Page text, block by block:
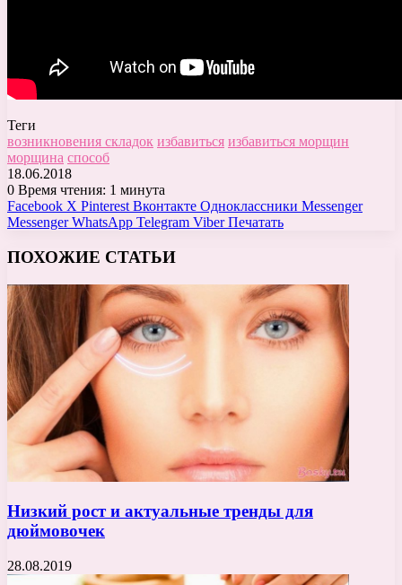
Теги
возникновения складок избавиться избавиться морщин
морщина способ
18.06.2018
0 Время чтения: 1 минута
Facebook X Pinterest Вконтакте Одноклассники Messenger
Messenger WhatsApp Telegram Viber Печатать
ПОХОЖИЕ СТАТЬИ
Низкий рост и актуальные тренды для
дюймовочек
28.08.2019